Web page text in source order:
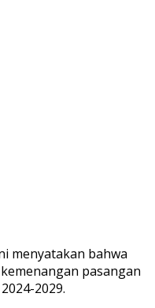
menyatakan bahwa
pasangan
2029.